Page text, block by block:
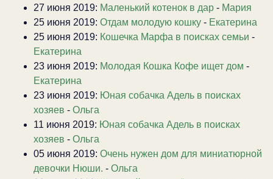
27 июня 2019: Маленький котенок в дар - Мария
25 июня 2019: Отдам молодую кошку - Екатерина
25 июня 2019: Кошечка Марфа в поисках семьи -
Екатерина
23 июня 2019: Молодая Кошка Кофе ищет дом -
Екатерина
23 июня 2019: Юная собачка Адель в поисках
хозяев - Ольга
11 июня 2019: Юная собачка Адель в поисках
хозяев - Ольга
05 июня 2019: Очень нужен дом для миниатюрной
девочки Нюши. - Ольга